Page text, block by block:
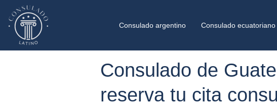
Consulado argentino Consulado ecuatoriano
Consulado de
reserva tu cita